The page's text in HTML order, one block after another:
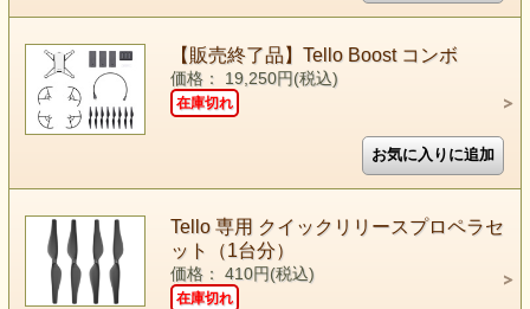
【販売終了品】Tello Boost コンボ
価格： 19,250円(税込)
在庫切れ
Tello 専用 クイックリリースプロペラセ
ット（1台分）
価格： 410円(税込)
在庫切れ